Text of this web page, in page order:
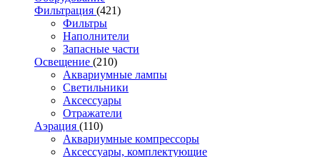
Фильтрация (421)
Фильтры
Наполнители
Запасные части
Освещение (210)
Аквариумные лампы
Светильники
Аксессуары
Отражатели
Аэрация (110)
Аквариумные компрессоры
Аксессуары, комплектующие